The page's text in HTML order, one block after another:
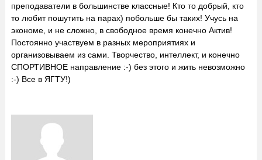
преподаватели в большинстве классные! Кто то добрый, кто
то любит пошутить на парах) побольше бы таких! Учусь на
экономе, и не сложно, в свободное время конечно Актив!
Постоянно участвуем в разных мероприятиях и
организовываем из сами. Творчество, интеллект, и конечно
СПОРТИВНОЕ направление :-) без этого и жить невозможно
:-) Все в ЯГТУ!)